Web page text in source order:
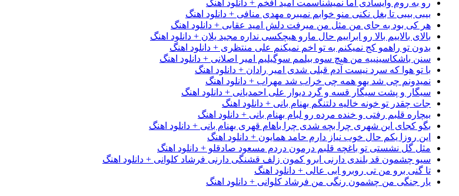
رو به روم وایسادی اما نمیشناسمت امید افخم + دانلود اهنگ
بیبی بیبی تا بغل نکنی منو خوابم نمیبره مهدی منافی + دانلود اهنگ
هر کی بود به جای من مثل من میرفت دلش امید عقابی + دانلود اهنگ
بالای بالاییم بالا رو ابراییم حال مارو هیچکسی نداره مجید یلان + دانلود اهنگ
بدون تو راهمو کج نمیکنم به تو اخم نمیکنم علی منتظری + دانلود اهنگ
سنن باشکاسینییه من هیچ سوه بیلمم سوگیلیم امیر اصلانی + دانلود اهنگ
با تو هوا که سرد نیست آدم قبلی شدی امیر رادان + دانلود اهنگ
نمیدونم چی شد یهو همه چی خراب شد مهراب + دانلود اهنگ
سیگار و پشت سیگار قسه و گرد دیوار علی احمدیانی + دانلود اهنگ
جات چقدر تو خونه خالیه دلتنگم بهنام بانی + دانلود اهنگ
بیچاره قلبم رفتی و خنده مرده رو لبام بهنام بانی + دانلود اهنگ
بگو کجای این شهری چرا بچه شدی چرا باهام قهری بهنام بانی + دانلود اهنگ
این روزا یکم حال خوب نیاز دارم حامد همایون + دانلود اهنگ
مثل گل نشستی تو باغچه قلبم درمون دردم مسعود صادقلو + دانلود اهنگ
سیو چشمون قد بلندی دارنی ابرو کمون زلف قشنگی دارنی فرشاد کلوانی + دانلود اهنگ
تا گنی برو من تی روبرو ابی عالی + دانلود اهنگ
یار جنگی من چشمون رنگی من فرشاد کلوانی + دانلود اهنگ